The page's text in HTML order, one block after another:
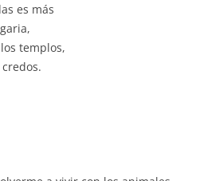
es más
templos,